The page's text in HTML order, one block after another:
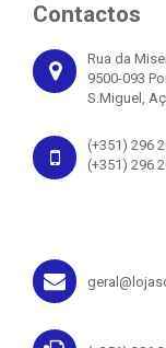
Contactos
Rua da
9500-093
S.Miguel,
(+351) 296
(+351) 296